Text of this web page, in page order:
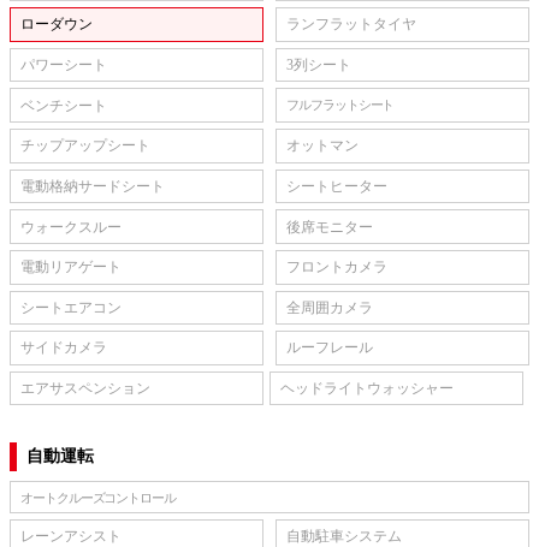
ローダウン ランフラットタイヤ
パワーシート 3列シート
ベンチシート フルフラットシート
チップアップシート オットマン
電動格納サードシート シートヒーター
ウォークスルー 後席モニター
電動リアゲート フロントカメラ
シートエアコン 全周囲カメラ
サイドカメラ ルーフレール
エアサスペンション ヘッドライトウォッシャー
自動運転
オートクルーズコントロール
レーンアシスト 自動駐車システム